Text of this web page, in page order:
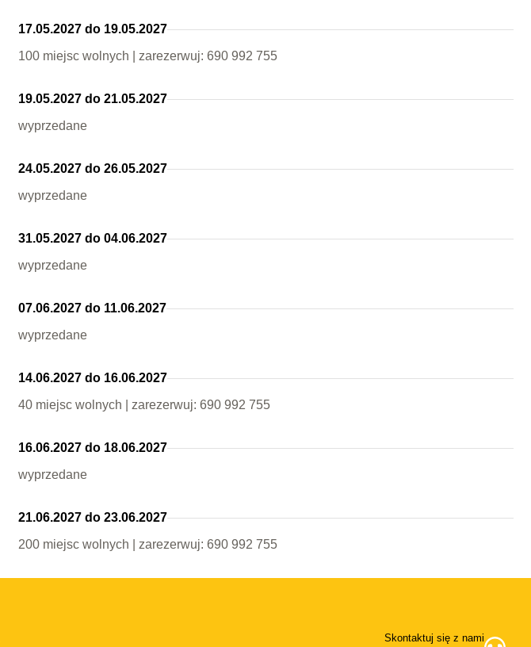
17.05.2027 do 19.05.2027
100 miejsc wolnych | zarezerwuj: 690 992 755
19.05.2027 do 21.05.2027
wyprzedane
24.05.2027 do 26.05.2027
wyprzedane
31.05.2027 do 04.06.2027
wyprzedane
07.06.2027 do 11.06.2027
wyprzedane
14.06.2027 do 16.06.2027
40 miejsc wolnych | zarezerwuj: 690 992 755
16.06.2027 do 18.06.2027
wyprzedane
21.06.2027 do 23.06.2027
200 miejsc wolnych | zarezerwuj: 690 992 755
Skontaktuj się z nami